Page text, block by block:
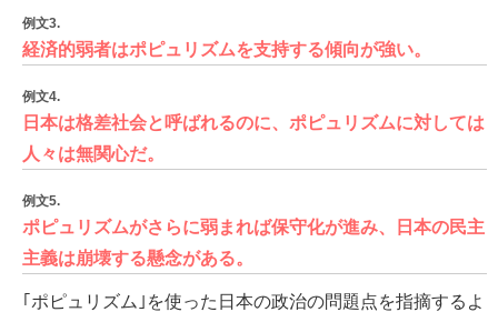
例文3.
経済的弱者はポピュリズムを支持する傾向が強い。
例文4.
日本は格差社会と呼ばれるのに、ポピュリズムに対しては
人々は無関心だ。
例文5.
ポピュリズムがさらに弱まれば保守化が進み、日本の民主
主義は崩壊する懸念がある。
｢ポピュリズム｣を使った日本の政治の問題点を指摘するよ